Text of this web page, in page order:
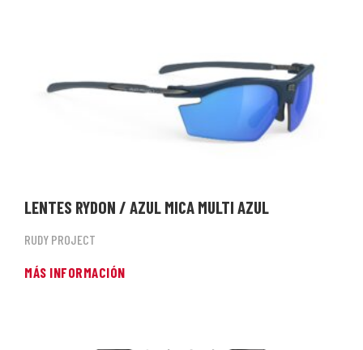
LENTES RYDON / AZUL MICA MULTI AZUL
RUDY PROJECT
MÁS INFORMACIÓN